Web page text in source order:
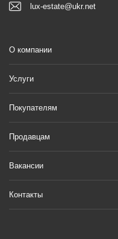
lux-estate@ukr.net
О компании
Услуги
Покупателям
Продавцам
Вакансии
Контакты